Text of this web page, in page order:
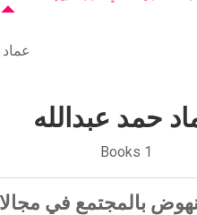
حمد عبدالله
Books 1
بالمجتمع في